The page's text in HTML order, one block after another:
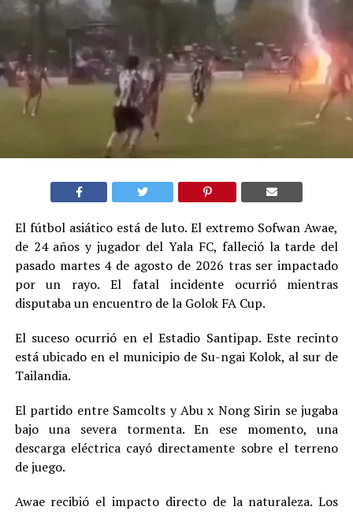
El fútbol asiático está de luto. El extremo Sofwan Awae,
de 24 años y jugador del Yala FC, falleció la tarde del
pasado martes 4 de agosto de 2026 tras ser impactado
por un rayo. El fatal incidente ocurrió mientras
disputaba un encuentro de la Golok FA Cup.
El suceso ocurrió en el Estadio Santipap. Este recinto
está ubicado en el municipio de Su-ngai Kolok, al sur de
Tailandia.
El partido entre Samcolts y Abu x Nong Sirin se jugaba
bajo una severa tormenta. En ese momento, una
descarga eléctrica cayó directamente sobre el terreno
de juego.
Awae recibió el impacto directo de la naturaleza. Los